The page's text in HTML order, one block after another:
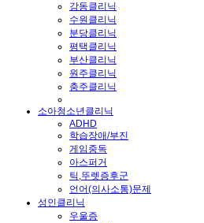
강동클리닉
수원클리닉
분당클리닉
평택클리닉
부산클리닉
원주클리닉
충주클리닉
소아청소년클리닉
ADHD
학습장애/부진
게임중독
아스퍼거
틱,뚜렛증후군
언어(의사소통)문제
성인클리닉
우울증